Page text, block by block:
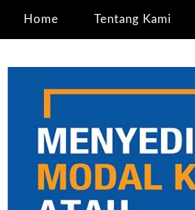
Home Tentang Kami